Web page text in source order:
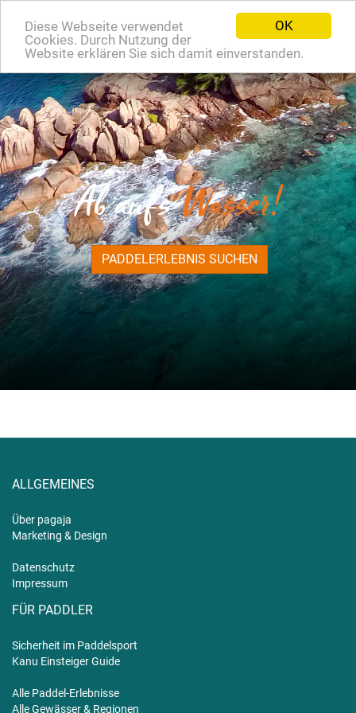
OK
Diese Webseite verwendet
Cookies. Durch Nutzung der
Website erklären Sie sich damit einverstanden.
Ab aufsWasser!
PADDELERLEBNIS SUCHEN
ALLGEMEINES
Über pagaja
Marketing & Design
Datenschutz
Impressum
FÜR PADDLER
Sicherheit im Paddelsport
Kanu Einsteiger Guide
Alle Paddel-Erlebnisse
Alle Gewässer & Regionen